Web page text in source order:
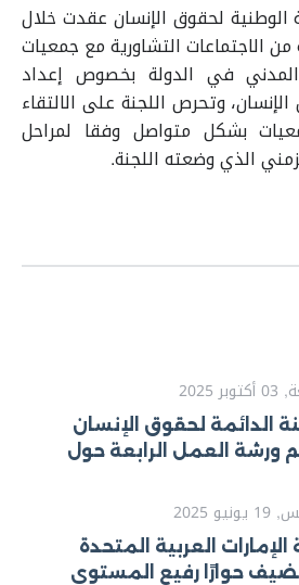
الوطنية لحقوق الإنسان عقدت خلال
الاجتماعات التشاورية مع جمعيات
في الدولة بخصوص إعداد
وتحرص اللجنة على الالتقاء
بشكل متواصل وفقا لمراحل
الذي وضعته اللجنة.
الدائمة لحقوق الإنسان
ورشة العمل الرابعة حول
الصادرة عن الآليات
2025
الإمارات العربية المتحدة
حوارًا رفيع المستوى